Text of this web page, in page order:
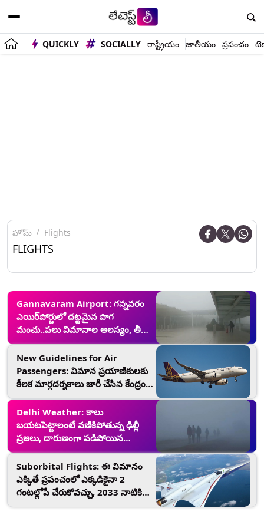
QUICKLY SOCIALLY రాష్ట్రీయం జాతీయం ప్రపంచం
హోమ్ Flights
FLIGHTS
Gannavaram Airport: గన్నవరం
ఎయిర్‌పోర్టులో దట్టమైన పొగ
మంచు..పలు విమానాల ఆలస్యం, తీవ్ర
ఇబ్బందులు పడుతున్న ప్రయాణికులు
New Guidelines for Air
Passengers: విమాన ప్రయాణికులకు
కీలక మార్గదర్శకాలు జారీ చేసిన కేంద్రం,
ఇకపై ఫ్లైట్స్ భూమట్టానికి 3,000 మీటర్ల
ఎత్తుకు చేరుకున్న తర్వాతే వైఫై సేవలకు
అనుమతి
Delhi Weather: కాలు
బ‌య‌ట‌పెట్టాలంటే వ‌ణికిపోతున్న ఢిల్లీ
ప్ర‌జ‌లు, దారుణంగా ప‌డిపోయిన
ఉష్ణోగ్ర‌త‌లు (Video)
Suborbital Flights: ఈ విమానం
ఎక్కితే ప్రపంచంలో ఎక్కడికైనా 2
గంటల్లోపే చేరుకోవచ్చు, 2033 నాటికి